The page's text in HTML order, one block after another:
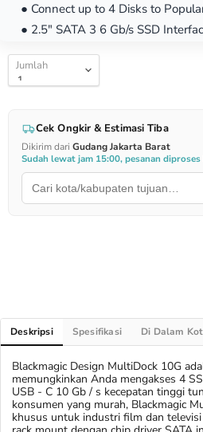
● Connect up to 4 Disks to
● 2.5" SATA 3 6 Gb/s SSD
Jumlah
Cek Ongkir & Estimasi Tiba
Dikirim dari Gudang Jakarta Barat
Sudah lewat jam 15:00, pesanan diproses
Deskripsi Spesifikasi Di Dalam
Blackmagic Design MultiDock 10G
memungkinkan Anda mengakses 4
USB ‑ C 10 Gb / s kecepatan tinggi
konsumen yang murah, Blackmagic
khusus untuk industri film dan